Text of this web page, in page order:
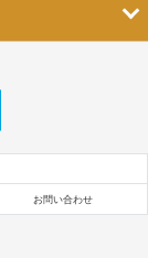
お問い合わせ